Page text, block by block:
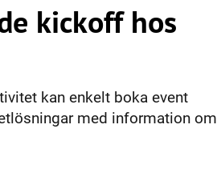
kickoff hos
kan enkelt boka event
med information om